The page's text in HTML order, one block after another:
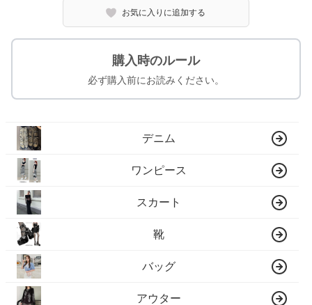
お気に入りに追加する
購入時のルール
必ず購入前にお読みください。
デニム
ワンピース
スカート
靴
バッグ
アウター